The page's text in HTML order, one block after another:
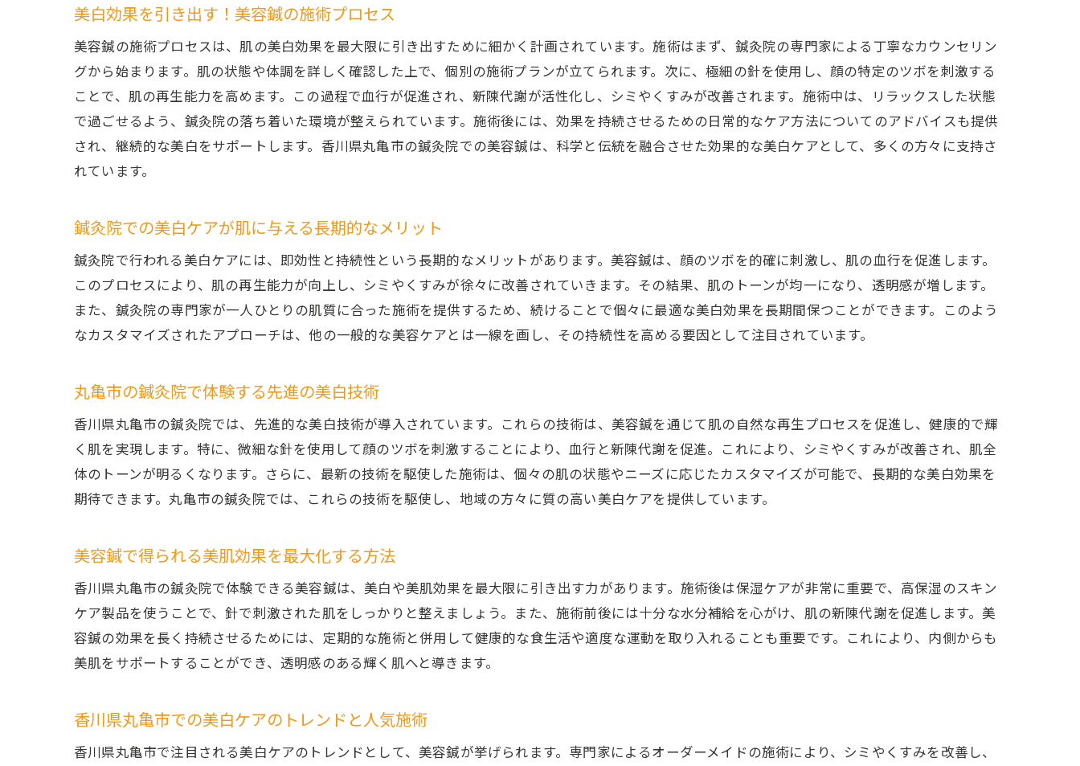
鍼灸院での血行促進施術が美白に効果的な理由
美容鍼と血行促進の相乗効果を理解する
香川県丸亀市での血行促進による美白改善
血行促進と美容鍼で実現する美肌のステップ
鍼灸院での美容鍼施術で血行を改善する方法
香川県丸亀市の鍼灸院が誇るオーダーメイド施術の特長
個別ニーズに応じたオーダーメイド美容鍼の魅力
オーダーメイド施術で得られる美白効果の最大化
鍼灸院でのオーダーメイド施術前に知っておきたいこと
香川県丸亀市でのオーダーメイド美容鍼体験
香川県丸亀市の鍼灸院での肌トラブル対策
美容鍼で美白を実感するためのケアポイント
鍼灸院で肌トラブルの根本を改善する美白施術
美容鍼による肌トラブル改善体験談
鍼灸院の美容鍼を受ける前に知っておきたいこと美肌の秘訣
美容鍼施術を受ける前に準備したい肌ケア
香川県丸亀市の鍼灸院での美容鍼体験準備
施術前に知って安心！美容鍼の基本知識
鍼灸院での美容鍼施術前に知るべきポイント
美容鍼体験前に知っておくべき注意事項
香川県丸亀市の鍼灸院で叶える内側から輝く美しさ
美白効果を引き出す！美容鍼の施術プロセス
美容鍼の施術プロセスは、肌の美白効果を最大限に引き出すために細かく計画されています。施術はまず、鍼灸院の専門家による丁寧なカウンセリン
グから始まります。肌の状態や体調を詳しく確認した上で、個別の施術プランが立てられます。次に、極細の針を使用し、顔の特定のツボを刺激する
ことで、肌の再生能力を高めます。この過程で血行が促進され、新陳代謝が活性化し、シミやくすみが改善されます。施術中は、リラックスした状態
で過ごせるよう、鍼灸院の落ち着いた環境が整えられています。施術後には、効果を持続させるための日常的なケア方法についてのアドバイスも提供
され、継続的な美白をサポートします。香川県丸亀市の鍼灸院での美容鍼は、科学と伝統を融合させた効果的な美白ケアとして、多くの方々に支持さ
れています。
鍼灸院での美白ケアが肌に与える長期的なメリット
鍼灸院で行われる美白ケアには、即効性と持続性という長期的なメリットがあります。美容鍼は、顔のツボを的確に刺激し、肌の血行を促進します。
このプロセスにより、肌の再生能力が向上し、シミやくすみが徐々に改善されていきます。その結果、肌のトーンが均一になり、透明感が増します。
また、鍼灸院の専門家が一人ひとりの肌質に合った施術を提供するため、続けることで個々に最適な美白効果を長期間保つことができます。このよう
なカスタマイズされたアプローチは、他の一般的な美容ケアとは一線を画し、その持続性を高める要因として注目されています。
丸亀市の鍼灸院で体験する先進の美白技術
香川県丸亀市の鍼灸院では、先進的な美白技術が導入されています。これらの技術は、美容鍼を通じて肌の自然な再生プロセスを促進し、健康的で輝
く肌を実現します。特に、微細な針を使用して顔のツボを刺激することにより、血行と新陳代謝を促進。これにより、シミやくすみが改善され、肌全
体のトーンが明るくなります。さらに、最新の技術を駆使した施術は、個々の肌の状態やニーズに応じたカスタマイズが可能で、長期的な美白効果を
期待できます。丸亀市の鍼灸院では、これらの技術を駆使し、地域の方々に質の高い美白ケアを提供しています。
美容鍼で得られる美肌効果を最大化する方法
香川県丸亀市の鍼灸院で体験できる美容鍼は、美白や美肌効果を最大限に引き出す力があります。施術後は保湿ケアが非常に重要で、高保湿のスキン
ケア製品を使うことで、針で刺激された肌をしっかりと整えましょう。また、施術前後には十分な水分補給を心がけ、肌の新陳代謝を促進します。美
容鍼の効果を長く持続させるためには、定期的な施術と併用して健康的な食生活や適度な運動を取り入れることも重要です。これにより、内側からも
美肌をサポートすることができ、透明感のある輝く肌へと導きます。
香川県丸亀市での美白ケアのトレンドと人気施術
香川県丸亀市で注目される美白ケアのトレンドとして、美容鍼が挙げられます。専門家によるオーダーメイドの施術により、シミやくすみを改善し、